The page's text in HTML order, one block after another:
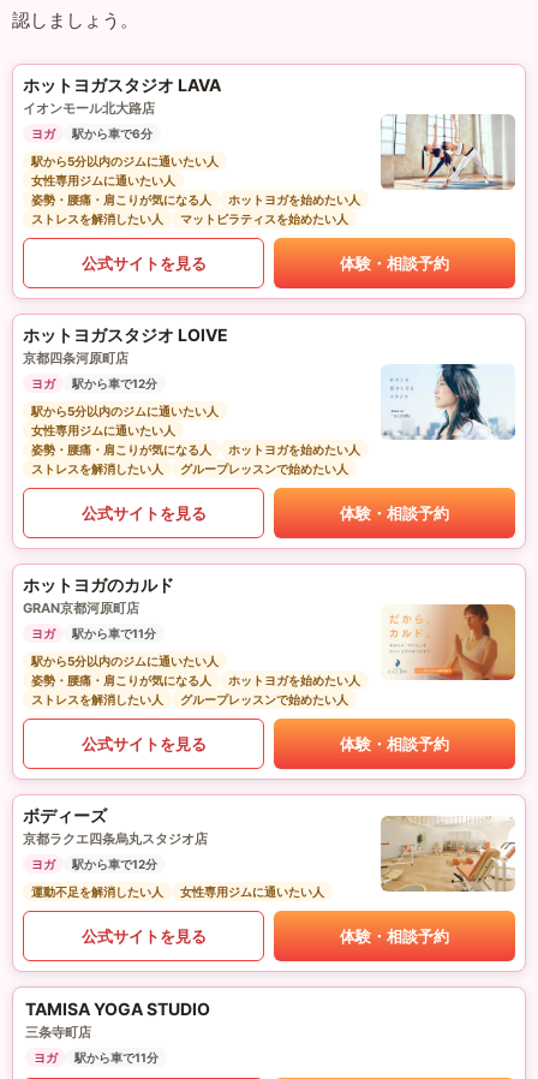
認しましょう。
ホットヨガスタジオ LAVA
イオンモール北大路店
ヨガ
駅から車で6分
駅から5分以内のジムに通いたい人
女性専用ジムに通いたい人
姿勢・腰痛・肩こりが気になる人
ホットヨガを始めたい人
ストレスを解消したい人
マットピラティスを始めたい人
公式サイトを見る 体験・相談予約
ホットヨガスタジオ LOIVE
京都四条河原町店
ヨガ
駅から車で12分
駅から5分以内のジムに通いたい人
女性専用ジムに通いたい人
姿勢・腰痛・肩こりが気になる人
ホットヨガを始めたい人
ストレスを解消したい人
グループレッスンで始めたい人
公式サイトを見る 体験・相談予約
ホットヨガのカルド
GRAN京都河原町店
ヨガ
駅から車で11分
駅から5分以内のジムに通いたい人
姿勢・腰痛・肩こりが気になる人
ホットヨガを始めたい人
ストレスを解消したい人
グループレッスンで始めたい人
公式サイトを見る 体験・相談予約
ボディーズ
京都ラクエ四条烏丸スタジオ店
ヨガ
駅から車で12分
運動不足を解消したい人
女性専用ジムに通いたい人
公式サイトを見る 体験・相談予約
TAMISA YOGA STUDIO
三条寺町店
ヨガ 駅から車で11分